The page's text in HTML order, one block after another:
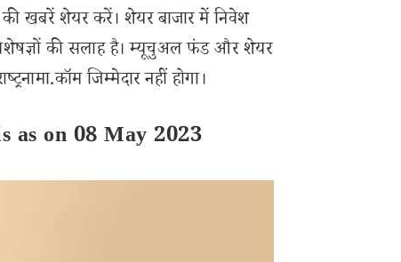
की खबरें शेयर करें। शेयर बाजार में निवेश
की सलाह है। म्यूचुअल फंड और शेयर
जिम्मेदार नहीं होगा।
as on 08 May 2023